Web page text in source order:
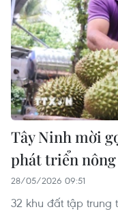
Tây Ninh mời
phát triển
28/05/2026 09:51
32 khu đất tập trung
vietnamplus.vn
Vùng 3 Hải
bị sóng cuốn tại